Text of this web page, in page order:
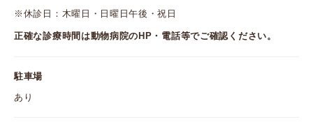
※休診日：木曜日・日曜日午後・祝日
正確な診療時間は動物病院のHP・電話等でご確認ください。
駐車場
あり